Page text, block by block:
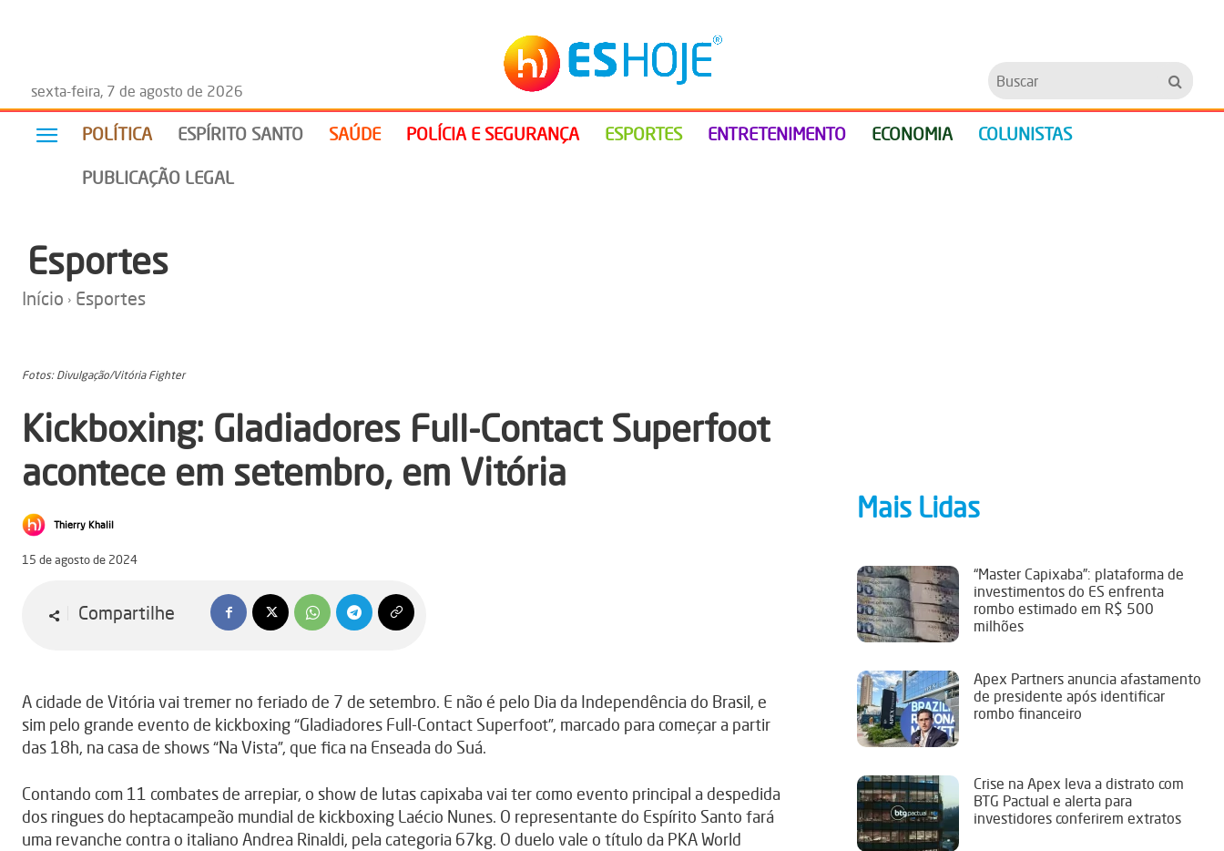
sexta-feira, 7 de agosto de 2026
Buscar
POLÍTICA ESPÍRITO SANTO SAÚDE POLÍCIA E SEGURANÇA ESPORTES ENTRETENIMENTO ECONOMIA COLUNISTAS
PUBLICAÇÃO LEGAL
Esportes
Início Esportes
Fotos: Divulgação/Vitória Fighter
Kickboxing: Gladiadores Full-Contact Superfoot
acontece em setembro, em Vitória
Thierry Khalil
15 de agosto de 2024
Compartilhe
A cidade de Vitória vai tremer no feriado de 7 de setembro. E não é pelo Dia da Independência do Brasil, e
sim pelo grande evento de kickboxing “Gladiadores Full-Contact Superfoot”, marcado para começar a partir
das 18h, na casa de shows “Na Vista”, que fica na Enseada do Suá.
Contando com 11 combates de arrepiar, o show de lutas capixaba vai ter como evento principal a despedida
dos ringues do heptacampeão mundial de kickboxing Laécio Nunes. O representante do Espírito Santo fará
uma revanche contra o italiano Andrea Rinaldi, pela categoria 67kg. O duelo vale o título da PKA World
Mais Lidas
“Master Capixaba”: plataforma de
investimentos do ES enfrenta
rombo estimado em R$ 500
milhões
Apex Partners anuncia afastamento
de presidente após identificar
rombo financeiro
Crise na Apex leva a distrato com
BTG Pactual e alerta para
investidores conferirem extratos